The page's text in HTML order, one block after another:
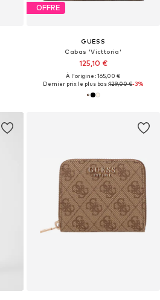
OFFRE
GUESS
Cabas 'Victtoria'
125,10 €
À l'origine : 165,00 €
Dernier prix le plus bas :129,00 €-3%